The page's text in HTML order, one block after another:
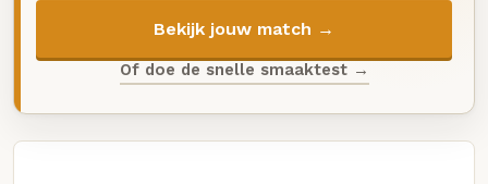
Bekijk jouw match →
Of doe de snelle smaaktest →